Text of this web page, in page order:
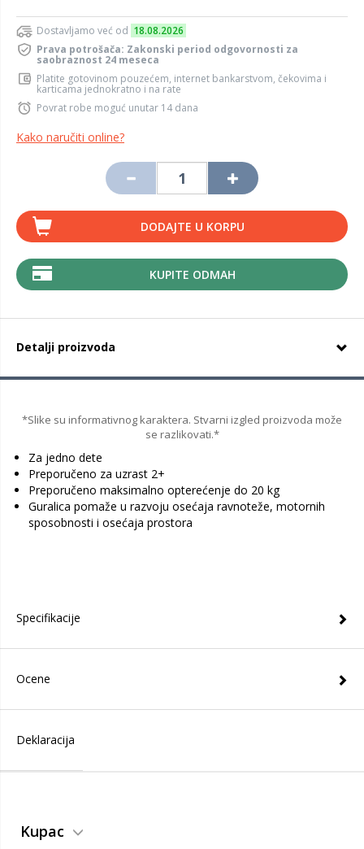
Dostavljamo već od 18.08.2026
Prava potrošača: Zakonski period odgovornosti za
saobraznost 24 meseca
Platite gotovinom pouzećem, internet bankarstvom, čekovima i
karticama jednokratno i na rate
Povrat robe moguć unutar 14 dana
Kako naručiti online?
DODAJTE U KORPU
KUPITE ODMAH
Detalji proizvoda
*Slike su informativnog karaktera. Stvarni izgled proizvoda može
se razlikovati.*
Za jedno dete
Preporučeno za uzrast 2+
Preporučeno maksimalno opterećenje do 20 kg
Guralica pomaže u razvoju osećaja ravnoteže, motornih
sposobnosti i osećaja prostora
Specifikacije
Ocene
Deklaracija
Kupac